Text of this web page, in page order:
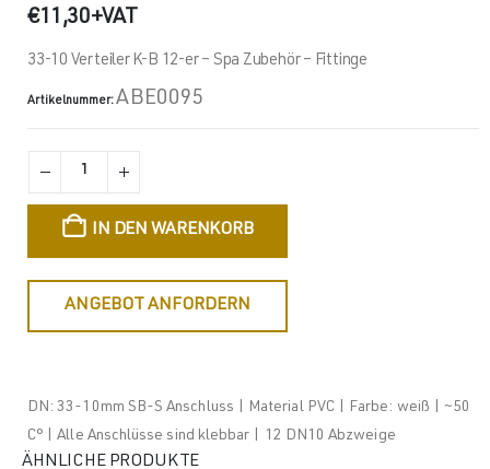
€11,30+VAT
33-10 Verteiler K-B 12-er – Spa Zubehör – Fittinge
Artikelnummer:ABE0095
IN DEN WARENKORB
ANGEBOT ANFORDERN
DN: 33-10mm SB-S Anschluss | Material PVC | Farbe: weiß | ~50
C° | Alle Anschlüsse sind klebbar | 12 DN10 Abzweige
ÄHNLICHE PRODUKTE